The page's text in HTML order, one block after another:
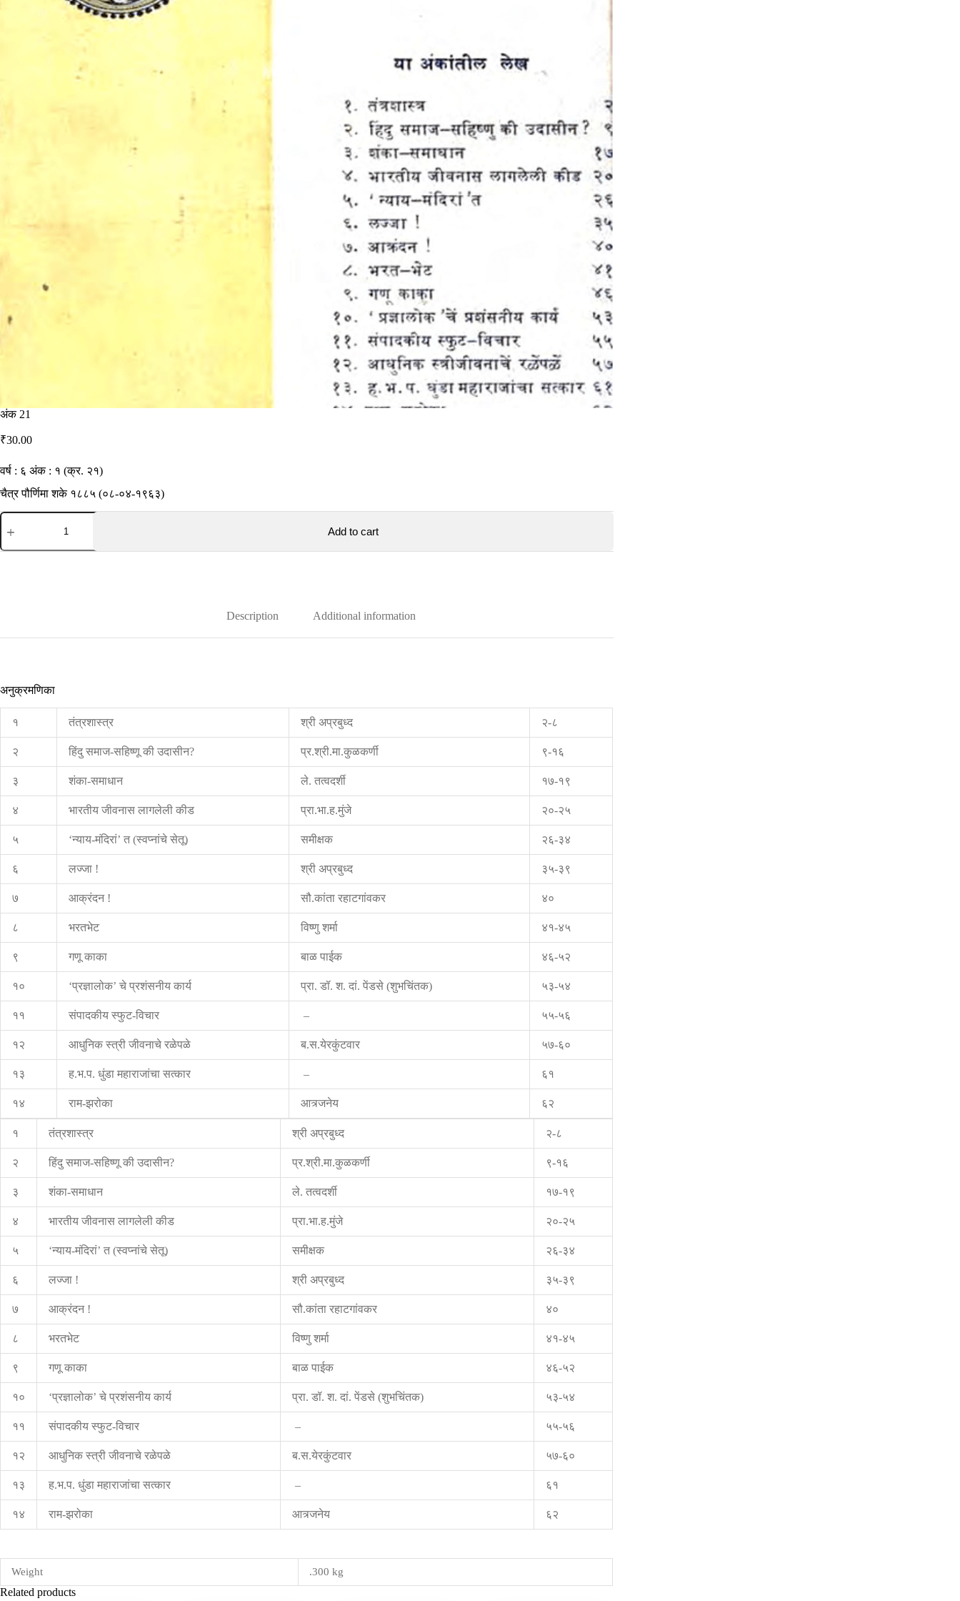
अंक 21
₹30.00
वर्ष : ६ अंक : १ (क्र. २१)
चैत्र पौर्णिमा शके १८८५ (०८-०४-१९६३)
अंक
21
Add to cart
Description Additional information
अनुक्रमणिका
१ तंत्रशास्त्र श्री अप्रबुध्द २-८
२ हिंदु समाज-सहिष्णू की उदासीन? प्र.श्री.मा.कुळकर्णी ९-१६
३ शंका-समाधान ले. तत्वदर्शी १७-१९
४ भारतीय जीवनास लागलेली कीड प्रा.भा.ह.मुंजे २०-२५
५ ‘न्याय-मंदिरां’ त (स्वप्नांचे सेतू) समीक्षक २६-३४
६ लज्जा ! श्री अप्रबुध्द ३५-३९
७ आक्रंदन ! सौ.कांता रहाटगांवकर ४०
८ भरतभेट विष्णु शर्मा ४१-४५
९ गणू काका बाळ पाईक ४६-५२
१० ‘प्रज्ञालोक’ चे प्रशंसनीय कार्य प्रा. डॉ. श. दां. पेंडसे (शुभचिंतक) ५३-५४
११ संपादकीय स्फुट-विचार – ५५-५६
१२ आधुनिक स्त्री जीवनाचे रळेपळे ब.स.येरकुंटवार ५७-६०
१३ ह.भ.प. धुंडा महाराजांचा सत्कार – ६१
१४ राम-झरोका आत्र्जनेय ६२
१ तंत्रशास्त्र श्री अप्रबुध्द २-८
२ हिंदु समाज-सहिष्णू की उदासीन? प्र.श्री.मा.कुळकर्णी ९-१६
३ शंका-समाधान ले. तत्वदर्शी १७-१९
४ भारतीय जीवनास लागलेली कीड प्रा.भा.ह.मुंजे २०-२५
५ ‘न्याय-मंदिरां’ त (स्वप्नांचे सेतू) समीक्षक २६-३४
६ लज्जा ! श्री अप्रबुध्द ३५-३९
७ आक्रंदन ! सौ.कांता रहाटगांवकर ४०
८ भरतभेट विष्णु शर्मा ४१-४५
९ गणू काका बाळ पाईक ४६-५२
१० ‘प्रज्ञालोक’ चे प्रशंसनीय कार्य प्रा. डॉ. श. दां. पेंडसे (शुभचिंतक) ५३-५४
११ संपादकीय स्फुट-विचार – ५५-५६
१२ आधुनिक स्त्री जीवनाचे रळेपळे ब.स.येरकुंटवार ५७-६०
१३ ह.भ.प. धुंडा महाराजांचा सत्कार – ६१
१४ राम-झरोका आत्र्जनेय ६२
Weight .300 kg
Related products